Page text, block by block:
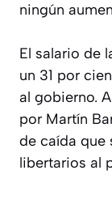
ningún
El salario de
un 31 por
al gobierno.
por Martín
de caída que
libertarios al